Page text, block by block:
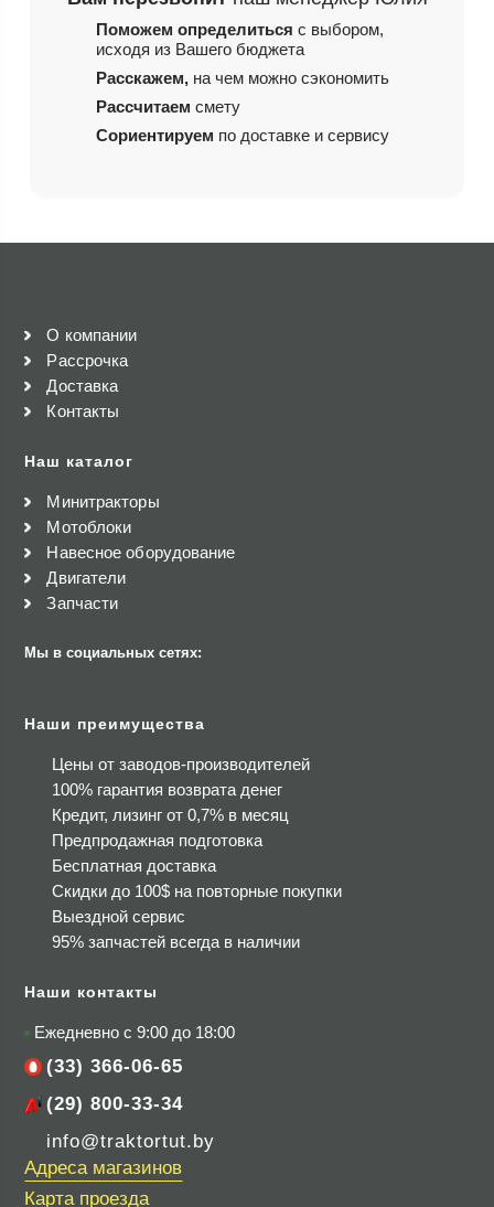
Поможем определитьсяс выбором,
исходя из Вашего бюджета
Расскажем, на чем можно сэкономить
Рассчитаемсмету
Сориентируем по доставке и сервису
О компании
Рассрочка
Доставка
Контакты
Наш каталог
Минитракторы
Мотоблоки
Навесное оборудование
Двигатели
Запчасти
Мы в социальных сетях:
Наши преимущества
Цены от заводов-производителей
100% гарантия возврата денег
Кредит, лизинг от 0,7% в месяц
Предпродажная подготовка
Бесплатная доставка
Скидки до 100$ на повторные покупки
Выездной сервис
95% запчастей всегда в наличии
Наши контакты
Ежедневно с 9:00 до 18:00
(33) 366-06-65
(29) 800-33-34
info@traktortut.by
Адреса магазинов
Карта проезда